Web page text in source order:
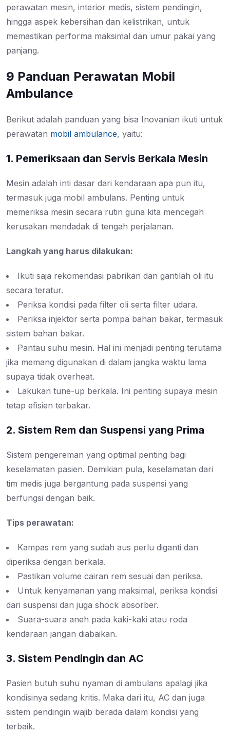
perawatan mesin, interior medis, sistem pendingin,
hingga aspek kebersihan dan kelistrikan, untuk
memastikan performa maksimal dan umur pakai yang
panjang.
9 Panduan Perawatan Mobil
Ambulance
Berikut adalah panduan yang bisa Inovanian ikuti untuk
perawatan mobil ambulance, yaitu:
1. Pemeriksaan dan Servis Berkala Mesin
Mesin adalah inti dasar dari kendaraan apa pun itu,
termasuk juga mobil ambulans. Penting untuk
memeriksa mesin secara rutin guna kita mencegah
kerusakan mendadak di tengah perjalanan.
Langkah yang harus dilakukan:
Ikuti saja rekomendasi pabrikan dan gantilah oli itu
secara teratur.
Periksa kondisi pada filter oli serta filter udara.
Periksa injektor serta pompa bahan bakar, termasuk
sistem bahan bakar.
Pantau suhu mesin. Hal ini menjadi penting terutama
jika memang digunakan di dalam jangka waktu lama
supaya tidak overheat.
Lakukan tune-up berkala. Ini penting supaya mesin
tetap efisien terbakar.
2. Sistem Rem dan Suspensi yang Prima
Sistem pengereman yang optimal penting bagi
keselamatan pasien. Demikian pula, keselamatan dari
tim medis juga bergantung pada suspensi yang
berfungsi dengan baik.
Tips perawatan:
Kampas rem yang sudah aus perlu diganti dan
diperiksa dengan berkala.
Pastikan volume cairan rem sesuai dan periksa.
Untuk kenyamanan yang maksimal, periksa kondisi
dari suspensi dan juga shock absorber.
Suara-suara aneh pada kaki-kaki atau roda
kendaraan jangan diabaikan.
3. Sistem Pendingin dan AC
Pasien butuh suhu nyaman di ambulans apalagi jika
kondisinya sedang kritis. Maka dari itu, AC dan juga
sistem pendingin wajib berada dalam kondisi yang
terbaik.